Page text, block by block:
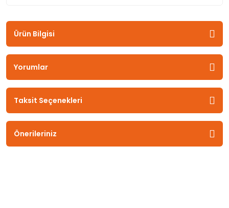
Ürün Bilgisi
Yorumlar
Taksit Seçenekleri
Önerileriniz